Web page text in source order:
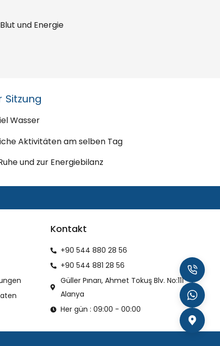
und Energie
Wasser
Aktivitäten am selben Tag
und zur Energiebilanz
Kontakt
+90 544 880 28 56
+90 544 881 28 56
Güller Pınarı, Ahmet Tokuş Blv. No:111
Alanya
Her gün : 09:00 - 00:00